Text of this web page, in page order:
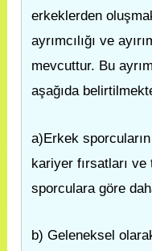
erkeklerden
ayrımcılığı ve
mevcuttur. Bu
aşağıda
a)Erkek
kariyer fırsatları ve
sporculara göre
b) Geleneksel